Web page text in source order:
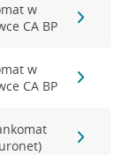
w
CA BP
w
CA BP